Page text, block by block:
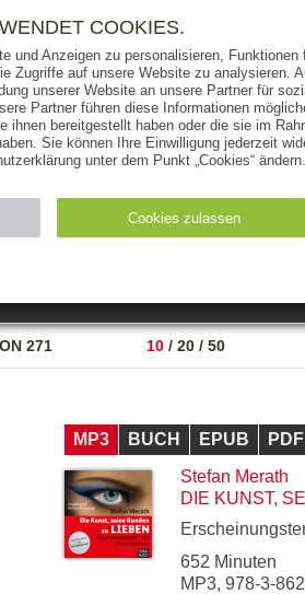
AUS DER REIHE
271 10 / 20 / 50
MP3 BUCH EPUB
PDF
Stefan Merath
DIE KUNST,
652 Minuten
MP3, 978-3-
BOOKS
VERLAG
HANDEL FÜR UNTERNEHMEN
COOKIES.
und Anzeigen zu personalisieren, Funktionen
Zugriffe auf unsere Website zu analysieren.
unserer Website an unsere Partner für
Partner führen diese Informationen
ihnen bereitgestellt haben oder die sie im
Sie können Ihre Einwilligung jederzeit
unter dem Punkt „Cookies“ ändern.
Cookies zulassen
der Benutzer-Session verwendet